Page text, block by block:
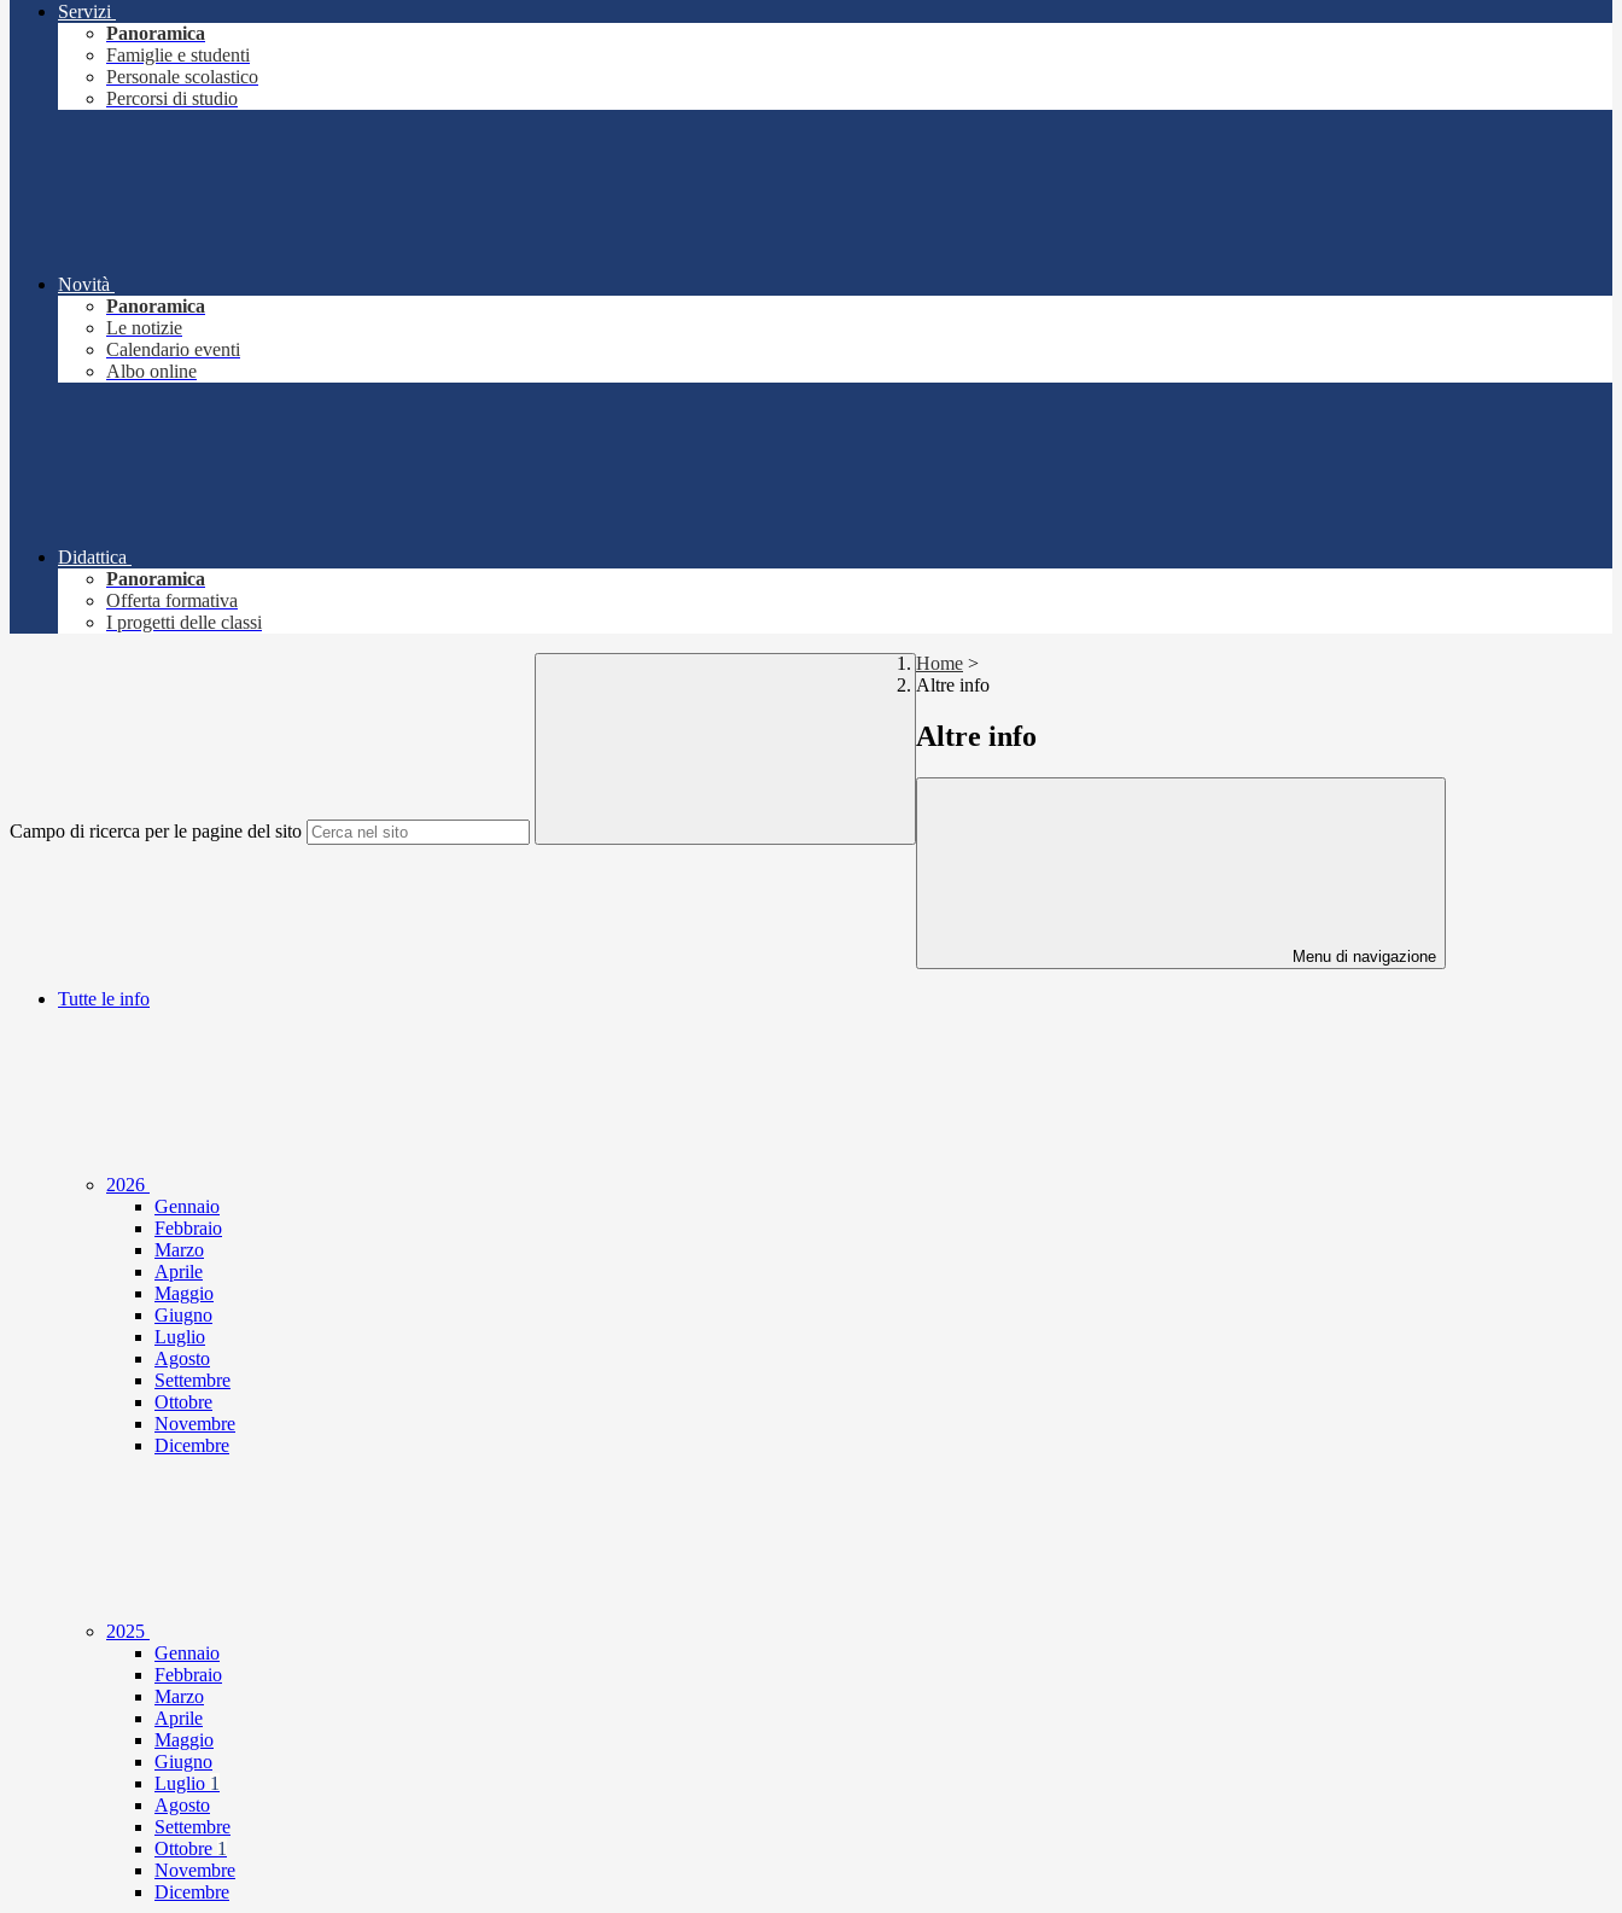
Servizi
Panoramica
Famiglie e studenti
Personale scolastico
Percorsi di studio
Novità
Panoramica
Le notizie
Calendario eventi
Albo online
Didattica
Panoramica
Offerta formativa
I progetti delle classi
Campo di ricerca per le pagine del sito
Home >
Altre info
Altre info
Menu di navigazione
Tutte le info
2026
Gennaio
Febbraio
Marzo
Aprile
Maggio
Giugno
Luglio
Agosto
Settembre
Ottobre
Novembre
Dicembre
2025
Gennaio
Febbraio
Marzo
Aprile
Maggio
Giugno
Luglio 1
Agosto
Settembre
Ottobre 1
Novembre
Dicembre